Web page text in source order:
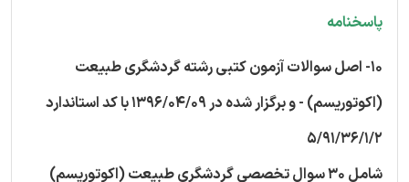
پاسخنامه
10- اصل سوالات آزمون کتبی رشته گردشگری طبیعت
(اکوتوریسم) - و برگزار شده در 1396/04/09 با کد استاندارد
5/91/36/1/2
شامل 30 سوال تخصصی گردشگری طبیعت (اکوتوریسم)